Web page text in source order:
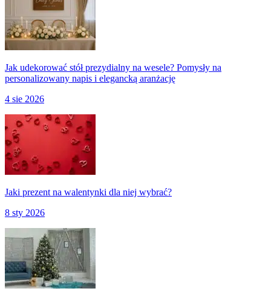
Jak udekorować stół prezydialny na wesele? Pomysły na
personalizowany napis i elegancką aranżację
4 sie 2026
Jaki prezent na walentynki dla niej wybrać?
8 sty 2026